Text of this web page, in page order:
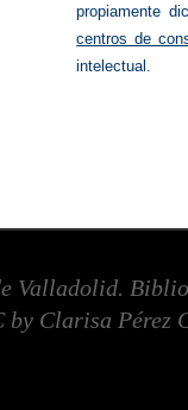
propiamente
centros de
intelectual.
Valladolid.
by Clarisa Pérez